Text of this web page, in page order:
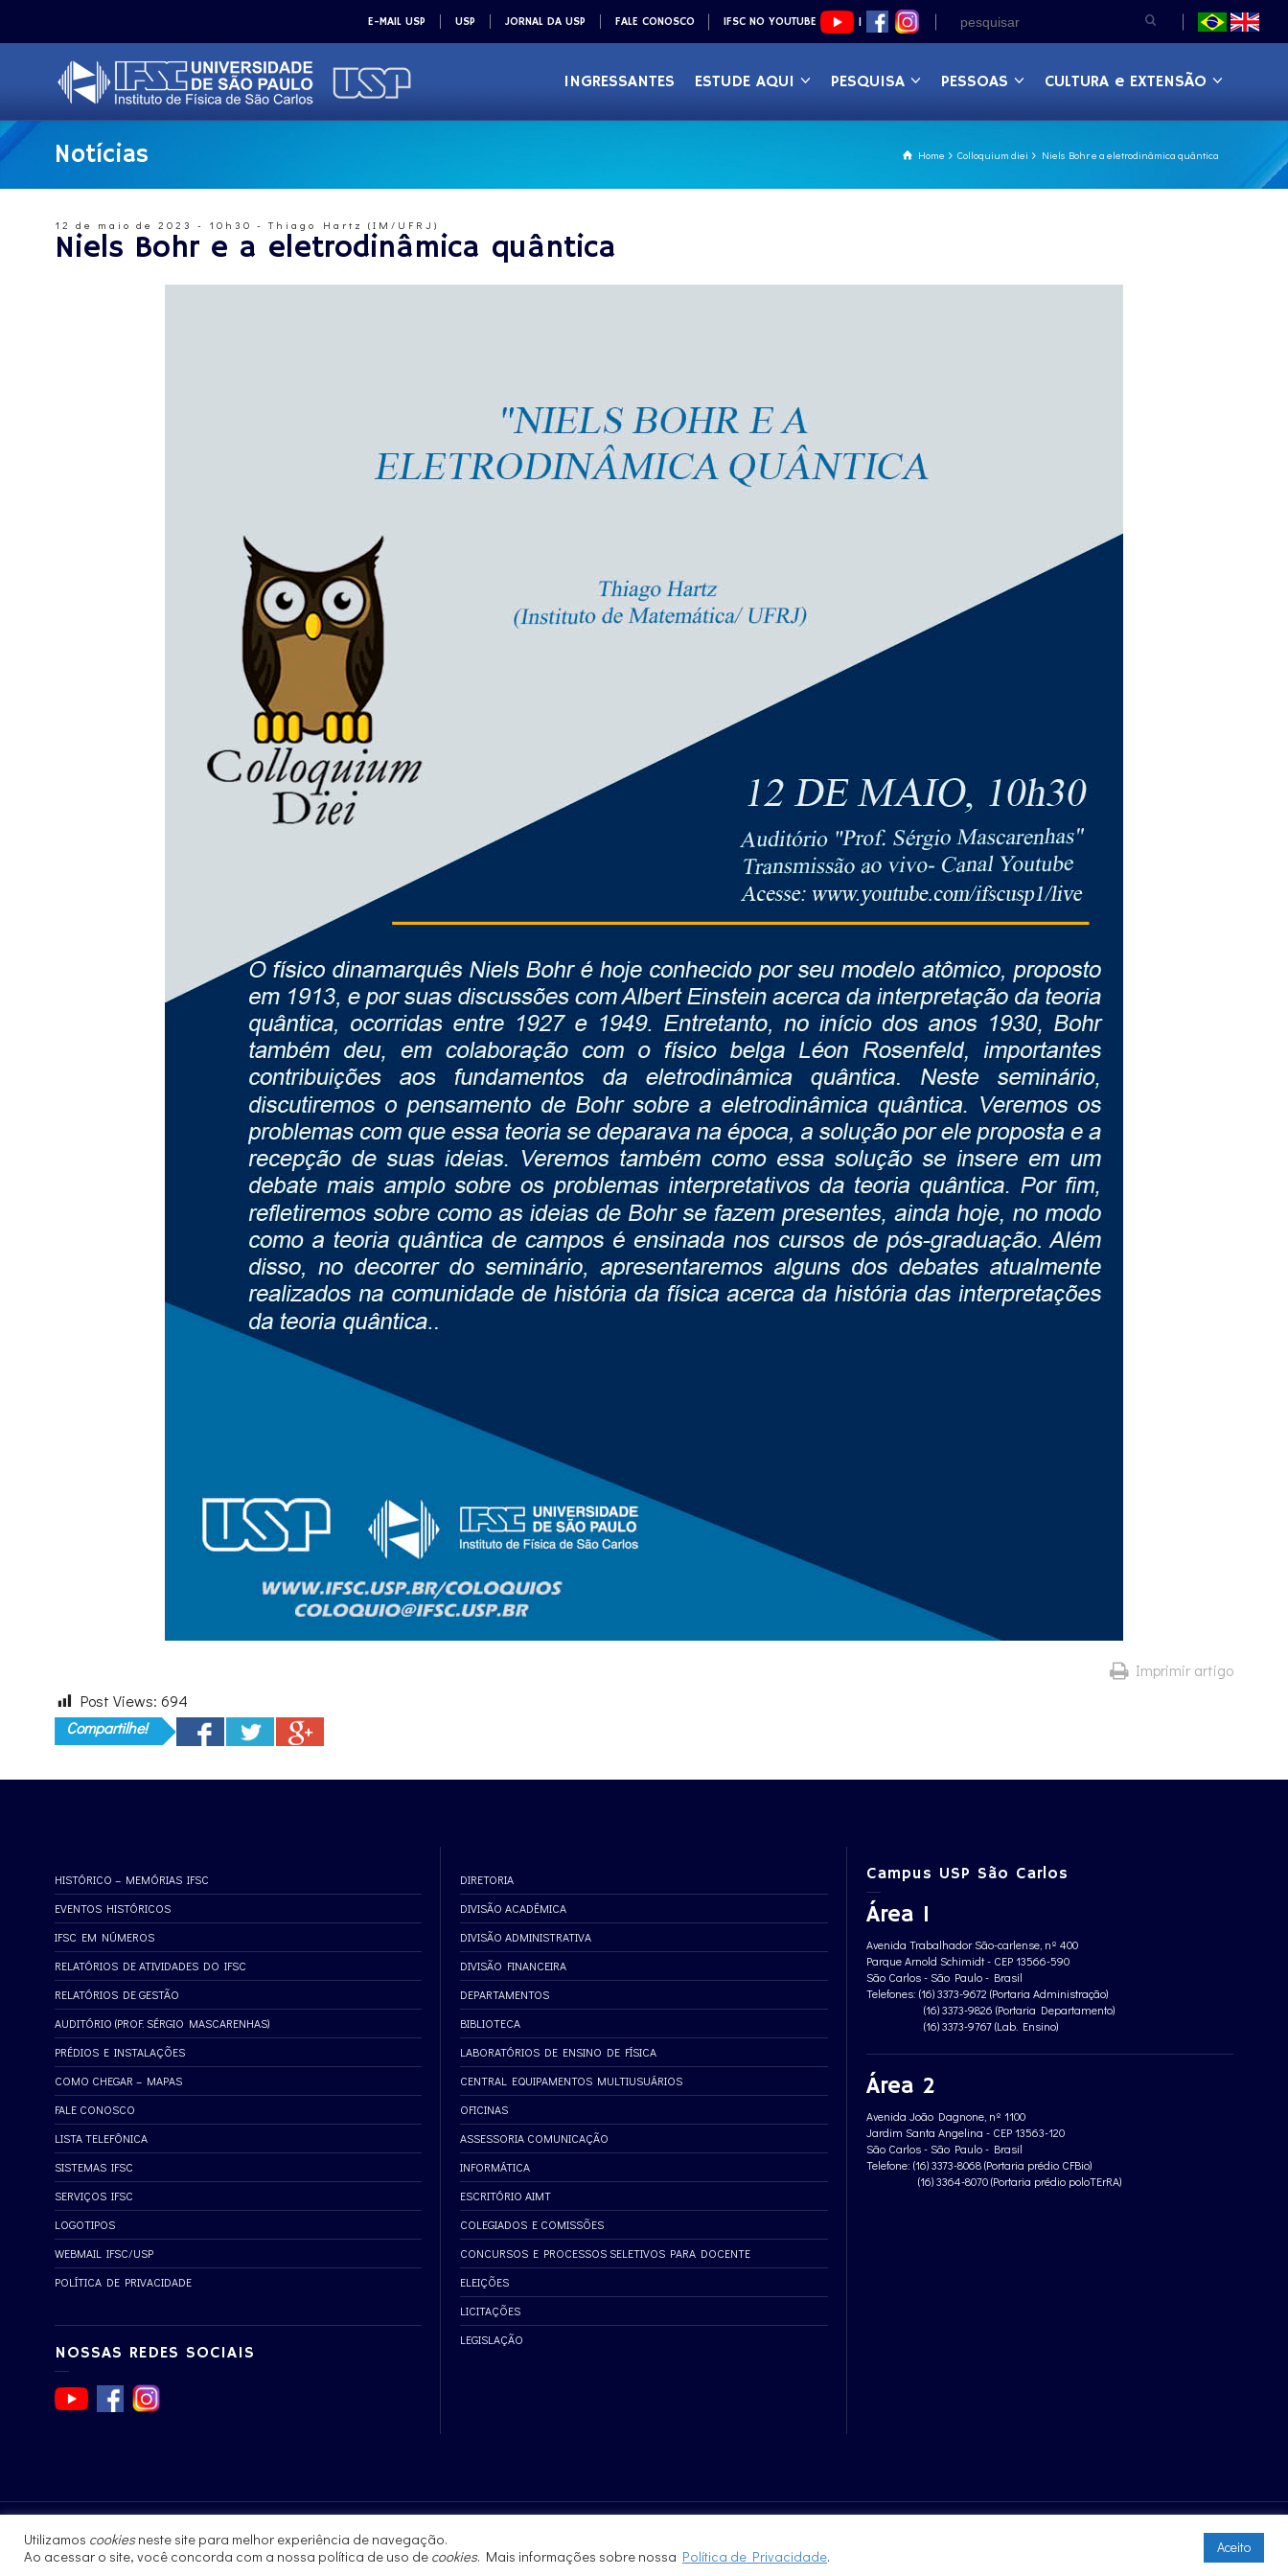
E-MAIL USP USP JORNAL DA USP FALE CONOSCO IFSC NO YOUTUBE |
INGRESSANTES ESTUDE AQUI PESQUISA PESSOAS CULTURA e EXTENSÃO
Home Colloquium diei Niels Bohr e a eletrodinâmica quântica
Notícias
12 de maio de 2023 - 10h30 - Thiago Hartz (IM/UFRJ)
Niels Bohr e a eletrodinâmica quântica
Imprimir artigo
Post Views: 694
Compartilhe!
HISTÓRICO – MEMÓRIAS IFSC
EVENTOS HISTÓRICOS
IFSC EM NÚMEROS
RELATÓRIOS DE ATIVIDADES DO IFSC
RELATÓRIOS DE GESTÃO
AUDITÓRIO (PROF. SÉRGIO MASCARENHAS)
PRÉDIOS E INSTALAÇÕES
COMO CHEGAR – MAPAS
FALE CONOSCO
LISTA TELEFÔNICA
SISTEMAS IFSC
SERVIÇOS IFSC
LOGOTIPOS
WEBMAIL IFSC/USP
POLÍTICA DE PRIVACIDADE
NOSSAS REDES SOCIAIS
DIRETORIA
DIVISÃO ACADÊMICA
DIVISÃO ADMINISTRATIVA
DIVISÃO FINANCEIRA
DEPARTAMENTOS
BIBLIOTECA
LABORATÓRIOS DE ENSINO DE FÍSICA
CENTRAL EQUIPAMENTOS MULTIUSUÁRIOS
OFICINAS
ASSESSORIA COMUNICAÇÃO
INFORMÁTICA
ESCRITÓRIO AIMT
COLEGIADOS E COMISSÕES
CONCURSOS E PROCESSOS SELETIVOS PARA DOCENTE
ELEIÇÕES
LICITAÇÕES
LEGISLAÇÃO
Campus USP São Carlos
Área 1
Avenida Trabalhador São-carlense, nº 400
Parque Arnold Schimidt - CEP 13566-590
São Carlos - São Paulo - Brasil
Telefones: (16) 3373-9672 (Portaria Administração)
(16) 3373-9826 (Portaria Departamento)
(16) 3373-9767 (Lab. Ensino)
Área 2
Avenida João Dagnone, nº 1100
Jardim Santa Angelina - CEP 13563-120
São Carlos - São Paulo - Brasil
Telefone: (16) 3373-8068 (Portaria prédio CFBio)
(16) 3364-8070 (Portaria prédio poloTErRA)
© 2017 - 2023 | Instituto de Física de São Carlos
Utilizamos cookiesneste site para melhor experiência de navegação.
Ao acessar o site, você concorda com a nossa política de uso de cookies. Mais informações sobre nossa Política de Privacidade. Aceito